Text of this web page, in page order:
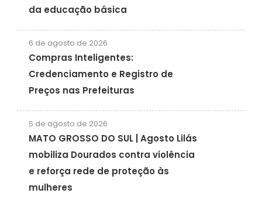
da educação básica
6 de agosto de 2026
Compras Inteligentes:
Credenciamento e Registro de
Preços nas Prefeituras
5 de agosto de 2026
MATO GROSSO DO SUL | Agosto Lilás
mobiliza Dourados contra violência
e reforça rede de proteção às
mulheres